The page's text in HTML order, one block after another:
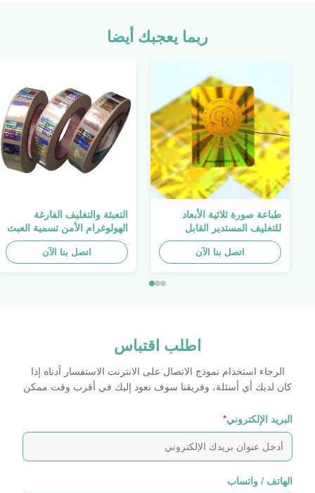
ربما يعجبك أيضا
طباعة صورة ثلاثية الأبعاد
للتغليف المستدير القابل
للطباعة ، الملصق الأصلي ،
صفائح لاصقة ذاتية اللصق
اتصل بنا الآن
التعبئة والتغليف الفارغة
الهولوغرام الأمن تسمية العبث
واضح ملصق الهولوغرام شعار
الليزر
اتصل بنا الآن
اطلب اقتباس
الرجاء استخدام نموذج الاتصال على الانترنت الاستفسار أدناه إذا
كان لديك أي أسئلة، وفريقنا سوف نعود إليك في أقرب وقت ممكن
البريد الإلكتروني*
الهاتف / واتساب